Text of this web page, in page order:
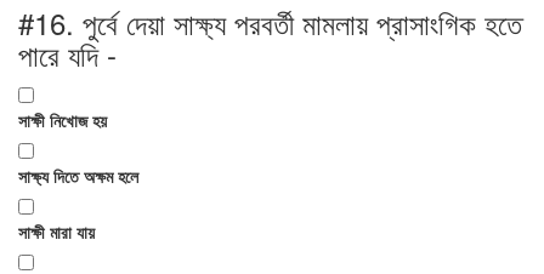
#16. পুর্বে দেয়া সাক্ষ্য পরবর্তী মামলায় প্রাসাংগিক হতে
পারে যদি -
সাক্ষী নিখোজ হয়
সাক্ষ্য দিতে অক্ষম হলে
সাক্ষী মারা যায়